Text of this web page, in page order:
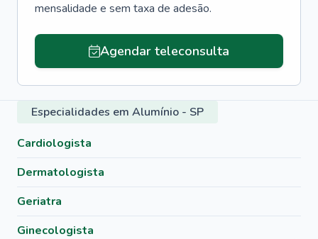
mensalidade e sem taxa de adesão.
Agendar teleconsulta
Especialidades em Alumínio - SP
Cardiologista
Dermatologista
Geriatra
Ginecologista